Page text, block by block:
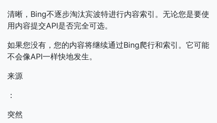
清晰，Bing不逐步淘汰宾波特进行内容索引。无论您是要使
用内容提交API是否完全可选。
如果您没有，您的内容将继续通过Bing爬行和索引。它可能
不会像API一样快地发生。
来源
：
突然